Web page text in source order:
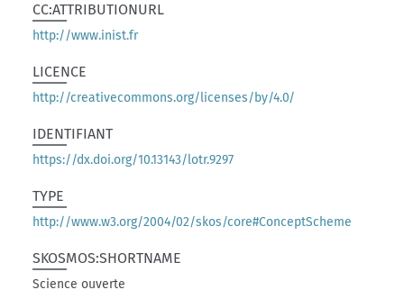
CC:ATTRIBUTIONURL
http://www.inist.fr
LICENCE
http://creativecommons.org/licenses/by/4.0/
IDENTIFIANT
https://dx.doi.org/10.13143/lotr.9297
TYPE
http://www.w3.org/2004/02/skos/core#ConceptScheme
SKOSMOS:SHORTNAME
Science ouverte